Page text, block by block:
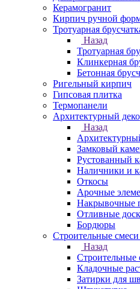
Керамогранит
Кирпич ручной
Тротуарная
Назад
Тротуарная
Клинкерная
Бетонная
Ригельный кирпич
Гипсовая плитка
Термопанели
Архитектурный
Назад
Замковый
Рустованный
Наличники и
Откосы
Арочные
Накрывочные
Отливные
Бордюры
Строительные смеси
Назад
Строительные
Кладочные
Затирки для